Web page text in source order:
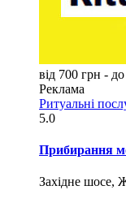
від 700 грн -
Реклама
Ритуальні
5.0
Прибирання
Західне шосе,